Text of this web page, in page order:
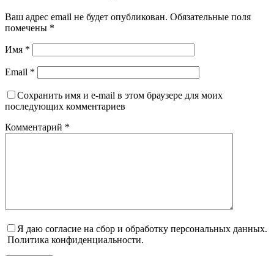
Ваш адрес email не будет опубликован. Обязательные поля
помечены *
Имя *
Email *
Сохранить имя и e-mail в этом браузере для моих
последующих комментариев
Комментарий *
Я даю согласие на сбор и обработку персональных данных.
Политика конфиденциальности.